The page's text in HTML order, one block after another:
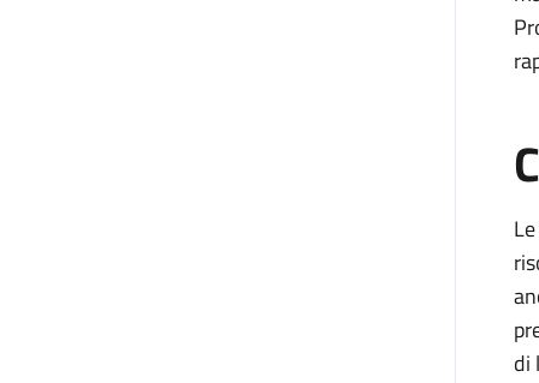
di